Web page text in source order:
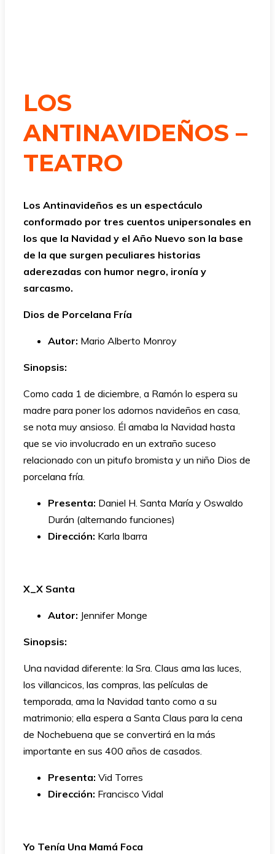
LOS
ANTINAVIDEÑOS –
TEATRO
Los Antinavideños es un espectáculo
conformado por tres cuentos unipersonales en
los que la Navidad y el Año Nuevo son la base
de la que surgen peculiares historias
aderezadas con humor negro, ironía y
sarcasmo.
Dios de Porcelana Fría
Autor: Mario Alberto Monroy
Sinopsis:
Como cada 1 de diciembre, a Ramón lo espera su
madre para poner los adornos navideños en casa,
se nota muy ansioso. Él amaba la Navidad hasta
que se vio involucrado en un extraño suceso
relacionado con un pitufo bromista y un niño Dios de
porcelana fría.
Presenta: Daniel H. Santa María y Oswaldo
Durán (alternando funciones)
Dirección: Karla Ibarra
X_X Santa
Autor: Jennifer Monge
Sinopsis:
Una navidad diferente: la Sra. Claus ama las luces,
los villancicos, las compras, las películas de
temporada, ama la Navidad tanto como a su
matrimonio; ella espera a Santa Claus para la cena
de Nochebuena que se convertirá en la más
importante en sus 400 años de casados.
Presenta: Vid Torres
Dirección: Francisco Vidal
Yo Tenía Una Mamá Foca